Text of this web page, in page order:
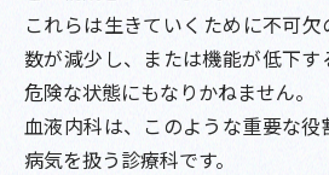
これらは生きていくために不可
数が減少し、または機能が低下す
危険な状態にもなりかねません。
血液内科は、このような重要な
病気を扱う診療科です。